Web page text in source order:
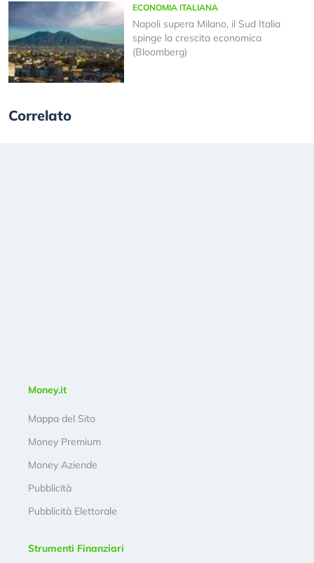
ECONOMIA ITALIANA
Napoli supera Milano, il Sud Italia
spinge la crescita economica
(Bloomberg)
Correlato
Money.it
Mappa del Sito
Money Premium
Money Aziende
Pubblicità
Pubblicità Elettorale
Strumenti Finanziari